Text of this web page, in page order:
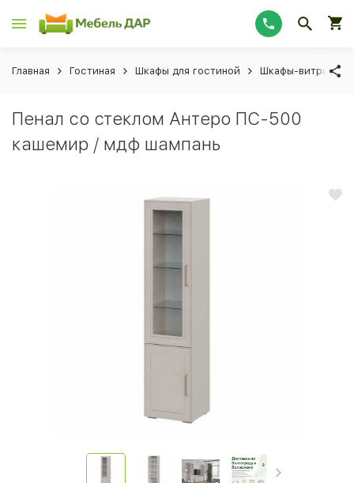
Главная Гостиная Шкафы для гостиной Шкафы-витрины
Пенал со стеклом Антеро ПС-500
кашемир / мдф шампань